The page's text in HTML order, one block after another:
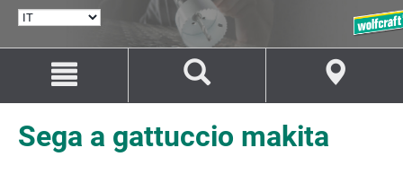
SELEZIONA
contenuto
navigazione
Sega a gattuccio makita